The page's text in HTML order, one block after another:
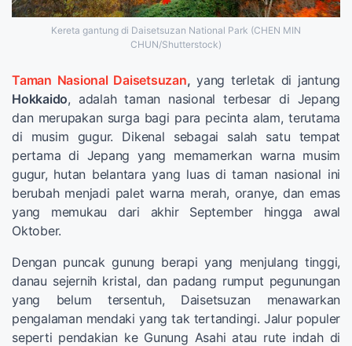
Kereta gantung di Daisetsuzan National Park (CHEN MIN
CHUN/Shutterstock)
Taman Nasional Daisetsuzan, yang terletak di jantung
Hokkaido, adalah taman nasional terbesar di Jepang
dan merupakan surga bagi para pecinta alam, terutama
di musim gugur. Dikenal sebagai salah satu tempat
pertama di Jepang yang memamerkan warna musim
gugur, hutan belantara yang luas di taman nasional ini
berubah menjadi palet warna merah, oranye, dan emas
yang memukau dari akhir September hingga awal
Oktober.
Dengan puncak gunung berapi yang menjulang tinggi,
danau sejernih kristal, dan padang rumput pegunungan
yang belum tersentuh, Daisetsuzan menawarkan
pengalaman mendaki yang tak tertandingi. Jalur populer
seperti pendakian ke Gunung Asahi atau rute indah di